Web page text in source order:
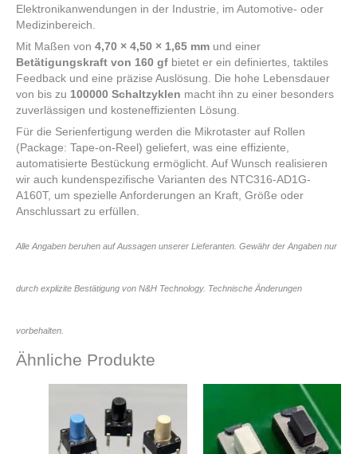
Elektronikanwendungen in der Industrie, im Automotive- oder
Medizinbereich.
Mit Maßen von 4,70 × 4,50 × 1,65 mm und einer
Betätigungskraft von 160 gf bietet er ein definiertes, taktiles
Feedback und eine präzise Auslösung. Die hohe Lebensdauer
von bis zu 100000 Schaltzyklen macht ihn zu einer besonders
zuverlässigen und kosteneffizienten Lösung.
Für die Serienfertigung werden die Mikrotaster auf Rollen
(Package: Tape-on-Reel) geliefert, was eine effiziente,
automatisierte Bestückung ermöglicht. Auf Wunsch realisieren
wir auch kundenspezifische Varianten des NTC316-AD1G-
A160T, um spezielle Anforderungen an Kraft, Größe oder
Anschlussart zu erfüllen.
Alle Angaben beruhen auf Aussagen unserer Lieferanten. Gewähr der Angaben nur
durch explizite Bestätigung von N&H Technology. Technische Änderungen
vorbehalten.
Ähnliche Produkte